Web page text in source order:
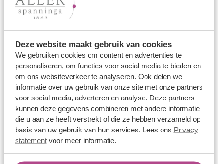
Deze website maakt gebruik van cookies
We gebruiken cookies om content en advertenties te
personaliseren, om functies voor social media te bieden en
om ons websiteverkeer te analyseren. Ook delen we
informatie over uw gebruik van onze site met onze partners
voor social media, adverteren en analyse. Deze partners
kunnen deze gegevens combineren met andere informatie
die u aan ze heeft verstrekt of die ze hebben verzameld op
basis van uw gebruik van hun services. Lees ons Privacy
statementvoor meer informatie.
Ons aanbod
Memoireringen
Verlovingsringen
Vriendschapsringen
Over ons
Aller Spanninga
Historie
Certificaten